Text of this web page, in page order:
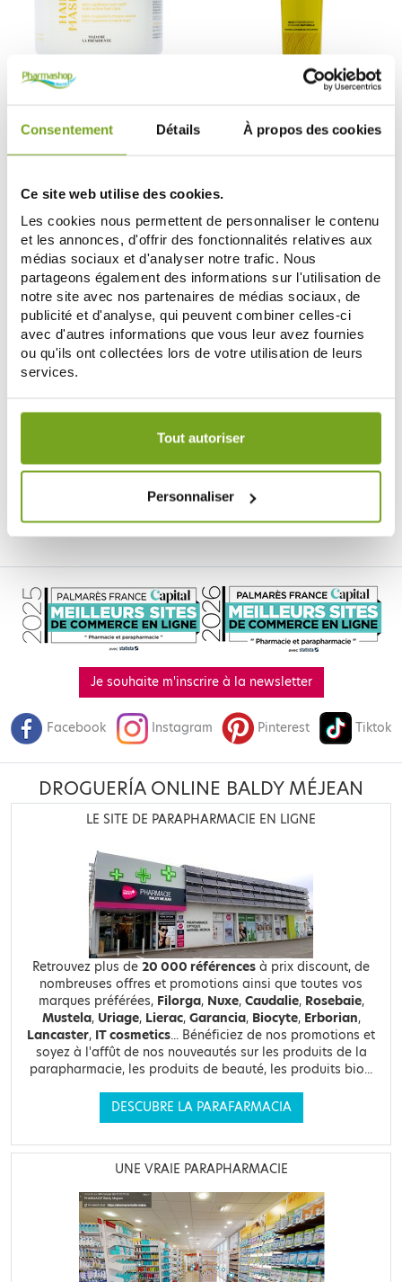
Consentement Détails À propos des cookies
Ce site web utilise des cookies.
Les cookies nous permettent de personnaliser le contenu
et les annonces, d'offrir des fonctionnalités relatives aux
médias sociaux et d'analyser notre trafic. Nous
partageons également des informations sur l'utilisation de
notre site avec nos partenaires de médias sociaux, de
publicité et d'analyse, qui peuvent combiner celles-ci
avec d'autres informations que vous leur avez fournies
ou qu'ils ont collectées lors de votre utilisation de leurs
services.
Votre choix de consentement est conservé pendant une
Tout autoriser
Personnaliser
MADAME LA PRESIDENTE HAIR
MASK RESOLUTION N°6 240ML
26,91 €
AÑADIR A LA CESTA
MADAME LA PRESIDENTE MON
DÉFINISSEUR DE BOUCLES 250ML
MADAME LA PRESIDENTE
20,90 €
AÑADIR A LA CESTA
Je souhaite m'inscrire à la newsletter
Facebook Instagram Pinterest Tiktok
DROGUERÍA ONLINE BALDY MÉJEAN
LE SITE DE PARAPHARMACIE EN LIGNE
Retrouvez plus de 20 000 références à prix discount, de
nombreuses offres et promotions ainsi que toutes vos
marques préférées, Filorga, Nuxe, Caudalie, Rosebaie,
Mustela, Uriage, Lierac, Garancia, Biocyte, Erborian,
Lancaster, IT cosmetics... Bénéficiez de nos promotions et
soyez à l'affût de nos nouveautés sur les produits de la
parapharmacie, les produits de beauté, les produits bio...
DESCUBRE LA PARAFARMACIA
UNE VRAIE PARAPHARMACIE